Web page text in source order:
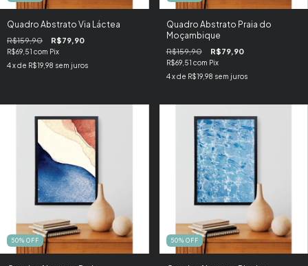
Quadro Abstrato Via Láctea
R$159,90 R$79,90
R$69,51 com Pix
4x de R$19,98 sem juros
Quadro Abstrato Praia do
Moçambique
R$159,90 R$79,90
R$69,51 com Pix
4 x de R$19,98 sem juros
50% OFF 50% OFF